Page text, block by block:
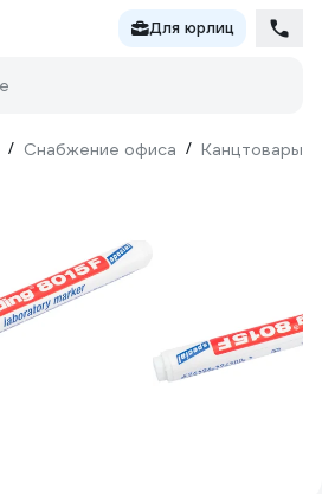
Для юрлиц
/ Снабжение офиса / Канцтовары